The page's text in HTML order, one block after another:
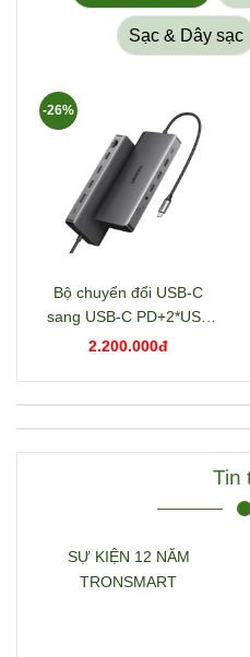
Sạc & Dây sạc
Bộ chuyển đổi USB-C
sang USB-C PD+2*USB
3.2+USB-C 3.2+2*USB
2.200.000đ
-26%
Tin
SỰ KIỆN 12 NĂM
TRONSMART